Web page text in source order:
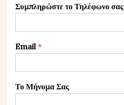
Συμπληρώστε το Τηλέφωνο σας
Email*
Το Μήνυμα Σας